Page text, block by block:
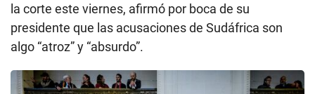
la corte este viernes, afirmó por boca de su
presidente que las acusaciones de Sudáfrica son
algo “atroz” y “absurdo”.